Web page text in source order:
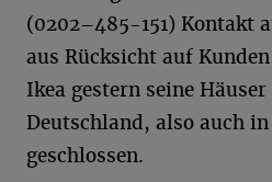
(0202–485-151) Kontakt
aus Rücksicht auf
Ikea gestern seine
Deutschland, also auch
geschlossen.